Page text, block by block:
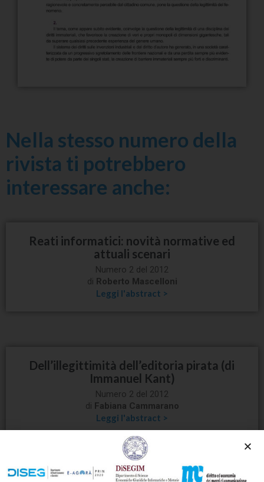
Nella stesso numero della
rivista ti potrebbero
interessare anche:
Reati informatici: novità normative ed
attuali scenari
Numero 2 del 2012
di Roberto Mascelloni
Leggi l'abstract >
Dell’illegittimità dell’editoria pirata (di
Immanuel Kant)
Numero 2 del 2012
di Fabiana Cammarano
Leggi l'abstract >